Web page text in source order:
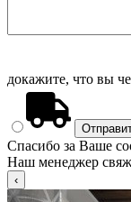
докажите, что вы
Спасибо за Ваше
Наш менеджер